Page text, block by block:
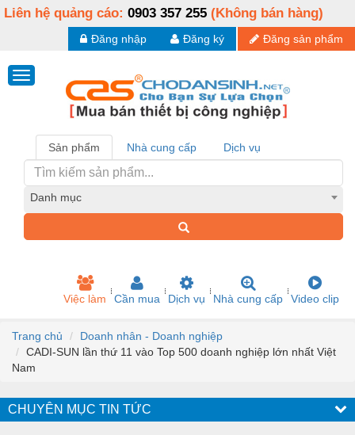
Liên hệ quảng cáo: 0903 357 255 (Không bán hàng)
Đăng sản phẩm
Đăng ký
Đăng nhập
Sản phẩm Nhà cung cấp Dịch vụ
Danh mục
Việc làm Cần mua Dịch vụ Nhà cung cấp Video clip
Trang chủ
Doanh nhân - Doanh nghiệp
CADI-SUN lần thứ 11 vào Top 500 doanh nghiệp lớn nhất Việt
Nam
CHUYÊN MỤC TIN TỨC